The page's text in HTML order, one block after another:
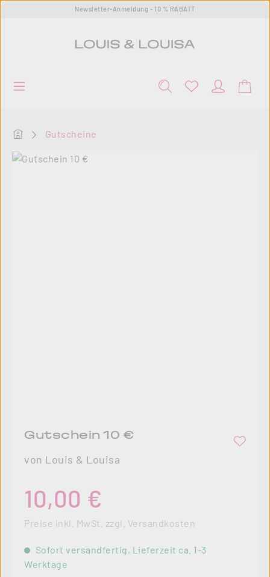
Zum Hauptinhalt springenNewsletter-Anmeldung - 10 % RABATT
Startseite
Gutscheine
Bildergalerie überspringen
Gutschein 10 €
von Louis & Louisa
10,00 €
Preise inkl. MwSt. zzgl. Versandkosten
Sofort versandfertig, Lieferzeit ca. 1-3
Werktage